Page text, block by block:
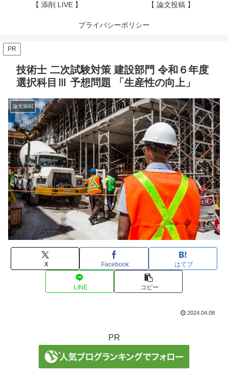
【 添削 LIVE 】 【 論文投稿 】
プライバシーポリシー
PR
技術士 二次試験対策 建設部門 令和６年度
選択科目Ⅲ 予想問題 「生産性の向上」
論文添削
X Facebook はてブ
LINE コピー
2024.04.08
PR